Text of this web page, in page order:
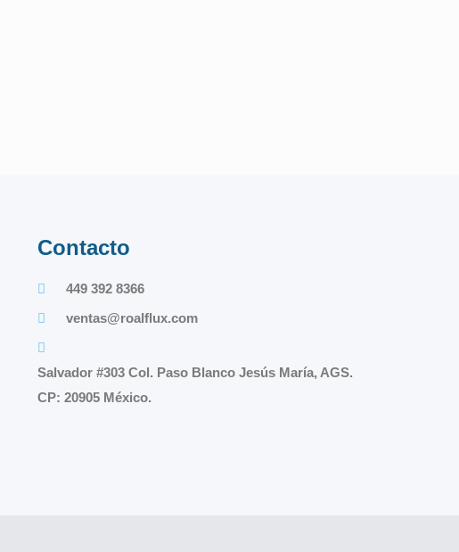
Contacto
449 392 8366
ventas@roalflux.com
Salvador #303 Col. Paso Blanco Jesús María, AGS.
CP: 20905 México.